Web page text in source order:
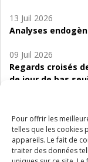
Pour offrir les
telles que les cookies
appareils. Le fait de
traiter des données
13 Juil 2026
Analyses
09 Juil 2026
Regards croisés
de jour de bas
06 Juil 2026
Étude